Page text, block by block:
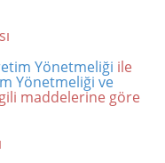
Yönetmeliği ile
Yönetmeliği ve
maddelerine göre